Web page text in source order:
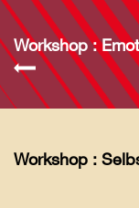
Workshop :
Workshop :